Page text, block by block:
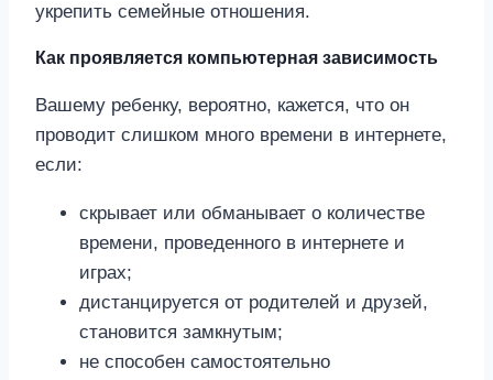
укрепить семейные отношения.
Как проявляется компьютерная зависимость
Вашему ребенку, вероятно, кажется, что он
проводит слишком много времени в интернете,
если:
скрывает или обманывает о количестве
времени, проведенного в интернете и
играх;
дистанцируется от родителей и друзей,
становится замкнутым;
не способен самостоятельно